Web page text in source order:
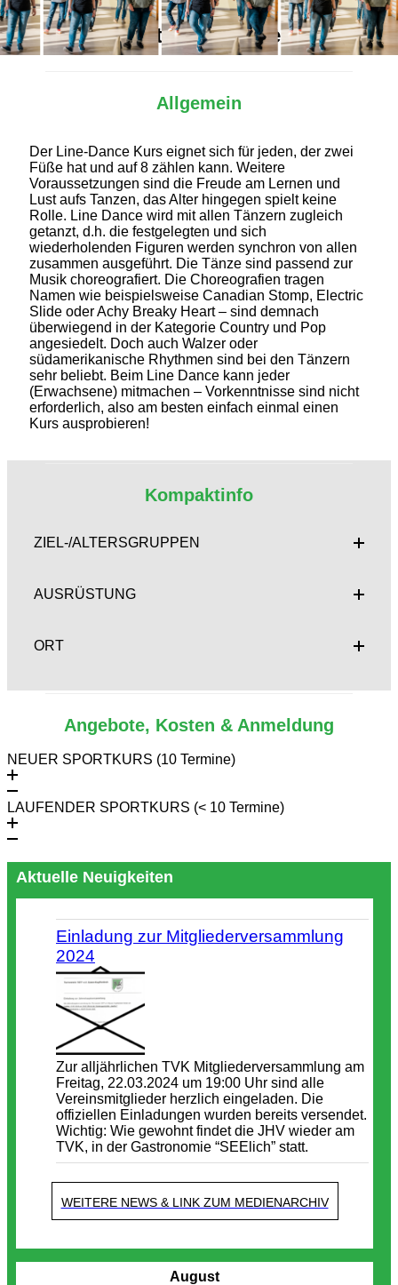
Alles Wichtige auf einen Blick
Allgemein
Der Line-Dance Kurs eignet sich für jeden, der zwei
Füße hat und auf 8 zählen kann. Weitere
Voraussetzungen sind die Freude am Lernen und
Lust aufs Tanzen, das Alter hingegen spielt keine
Rolle. Line Dance wird mit allen Tänzern zugleich
getanzt, d.h. die festgelegten und sich
wiederholenden Figuren werden synchron von allen
zusammen ausgeführt. Die Tänze sind passend zur
Musik choreografiert. Die Choreografien tragen
Namen wie beispielsweise Canadian Stomp, Electric
Slide oder Achy Breaky Heart – sind demnach
überwiegend in der Kategorie Country und Pop
angesiedelt. Doch auch Walzer oder
südamerikanische Rhythmen sind bei den Tänzern
sehr beliebt. Beim Line Dance kann jeder
(Erwachsene) mitmachen – Vorkenntnisse sind nicht
erforderlich, also am besten einfach einmal einen
Kurs ausprobieren!
Kompaktinfo
ZIEL-/ALTERSGRUPPEN
AUSRÜSTUNG
ORT
Angebote, Kosten & Anmeldung
NEUER SPORTKURS (10 Termine)
LAUFENDER SPORTKURS (< 10 Termine)
Aktuelle Neuigkeiten
Einladung zur Mitgliederversammlung
2024
Zur alljährlichen TVK Mitgliederversammlung am
Freitag, 22.03.2024 um 19:00 Uhr sind alle
Vereinsmitglieder herzlich eingeladen. Die
offiziellen Einladungen wurden bereits versendet.
Wichtig: Wie gewohnt findet die JHV wieder am
TVK, in der Gastronomie “SEElich” statt.
WEITERE NEWS & LINK ZUM MEDIENARCHIV
August